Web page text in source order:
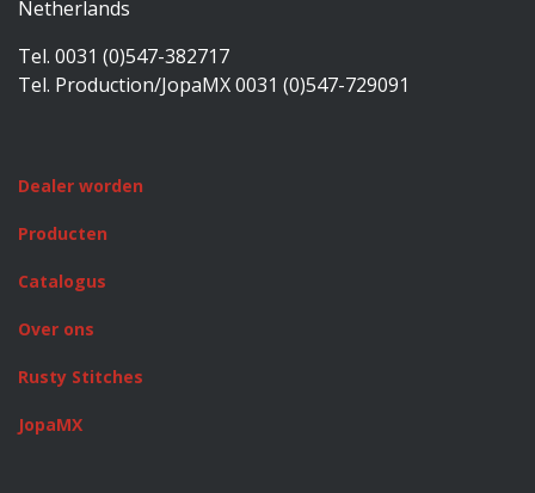
Netherlands
Tel. 0031 (0)547-382717
Tel. Production/JopaMX 0031 (0)547-729091
Dealer worden
Producten
Catalogus
Over ons
Rusty Stitches
JopaMX